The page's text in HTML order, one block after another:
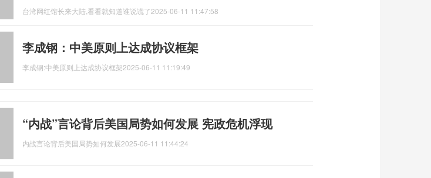
台湾网红馆长来大陆,看看就知道谁说谎了2025-06-11 11:47:58
李成钢：中美原则上达成协议框架
李成钢:中美原则上达成协议框架2025-06-11 11:19:49
“内战”言论背后美国局势如何发展 宪政危机浮现
内战言论背后美国局势如何发展2025-06-11 11:44:24